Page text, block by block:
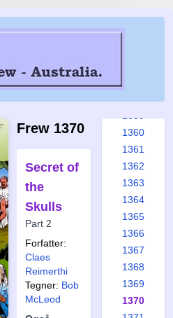
Frew 1370
Secret of
the
Skulls
Part 2
Forfatter:
Claes
Reimerthi
Tegner: Bob
McLeod
1353
1354
1360
1361
1362
1363
1364
1365
1366
1367
1368
1369
1370